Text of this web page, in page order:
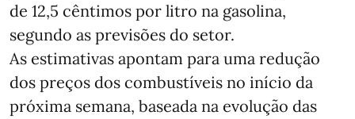
de 12,5 cêntimos por litro na gasolina,
segundo as previsões do setor.
As estimativas apontam para uma redução
dos preços dos combustíveis no início da
próxima semana, baseada na evolução das